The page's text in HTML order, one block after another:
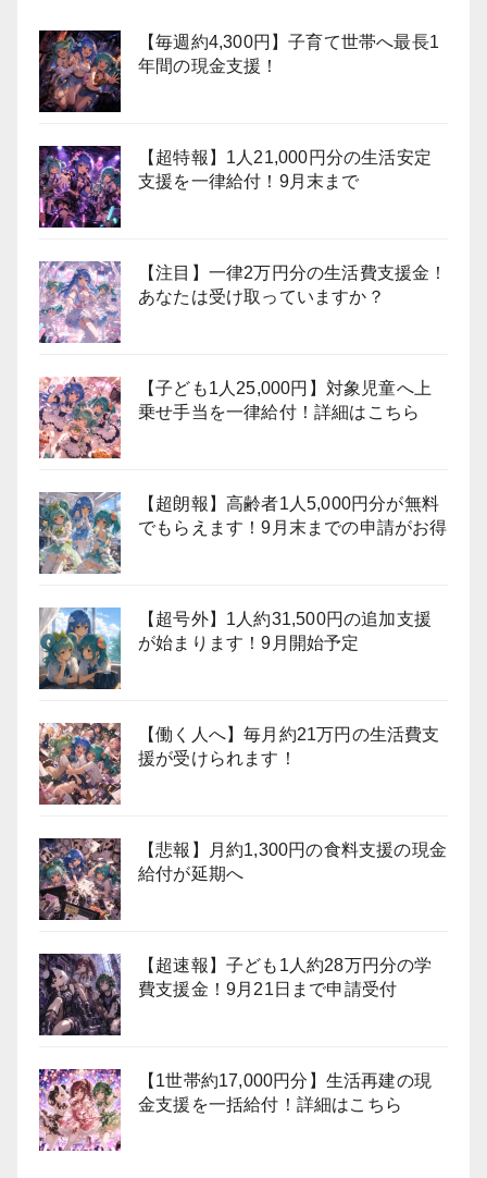
【毎週約4,300円】子育て世帯へ最長1
年間の現金支援！
【超特報】1人21,000円分の生活安定
支援を一律給付！9月末まで
【注目】一律2万円分の生活費支援金！
あなたは受け取っていますか？
【子ども1人25,000円】対象児童へ上
乗せ手当を一律給付！詳細はこちら
【超朗報】高齢者1人5,000円分が無料
でもらえます！9月末までの申請がお得
【超号外】1人約31,500円の追加支援
が始まります！9月開始予定
【働く人へ】毎月約21万円の生活費支
援が受けられます！
【悲報】月約1,300円の食料支援の現金
給付が延期へ
【超速報】子ども1人約28万円分の学
費支援金！9月21日まで申請受付
【1世帯約17,000円分】生活再建の現
金支援を一括給付！詳細はこちら